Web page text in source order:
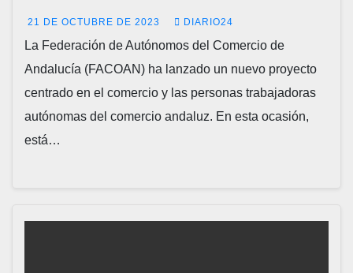
21 DE OCTUBRE DE 2023 DIARIO24
La Federación de Autónomos del Comercio de
Andalucía (FACOAN) ha lanzado un nuevo proyecto
centrado en el comercio y las personas trabajadoras
autónomas del comercio andaluz. En esta ocasión,
está…